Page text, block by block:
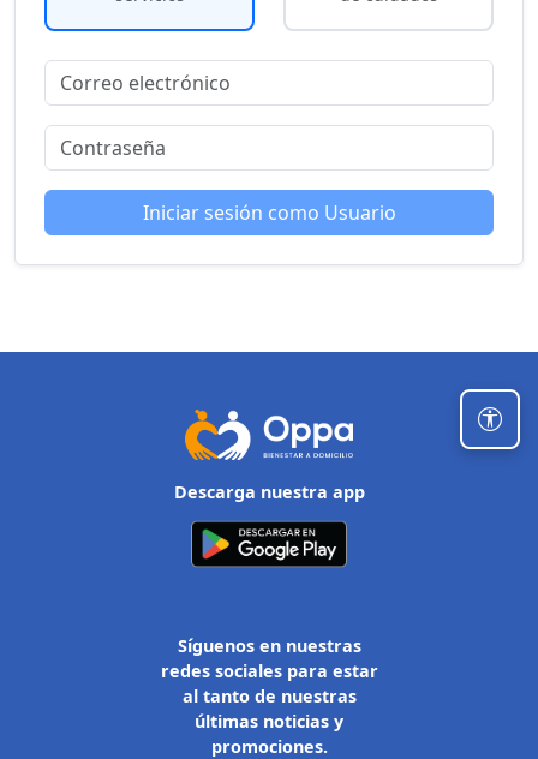
Iniciar sesión como Usuario
Descarga nuestra app
Síguenos en nuestras
redes sociales para estar
al tanto de nuestras
últimas noticias y
promociones.